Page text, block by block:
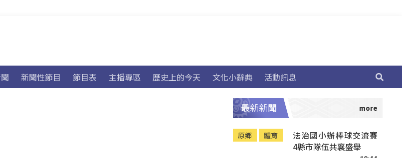
新聞性節目 節目表 主播專區 歷史上的今天 文化小辭典 活動訊息
最新新聞
原鄉 體育
法治國小辦棒球交流賽
4縣市隊伍共襄盛舉